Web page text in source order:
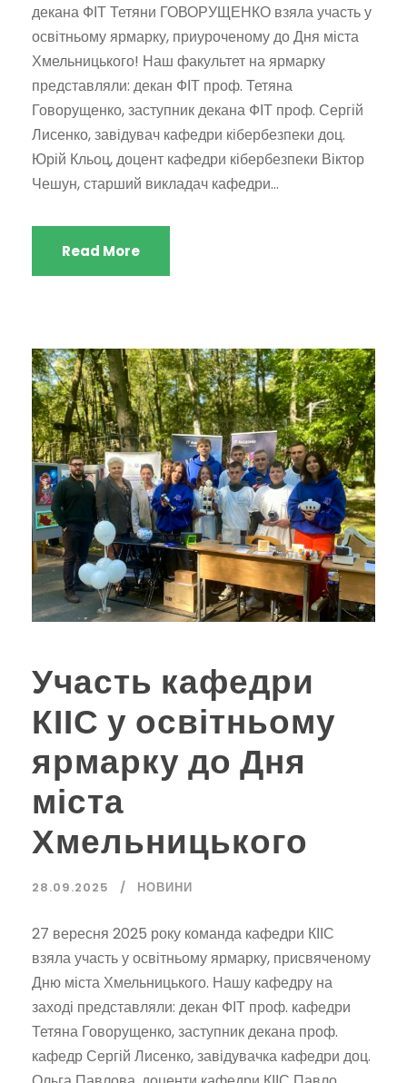
декана ФІТ Тетяни ГОВОРУЩЕНКО взяла участь у
освітньому ярмарку, приуроченому до Дня міста
Хмельницького! Наш факультет на ярмарку
представляли: декан ФІТ проф. Тетяна
Говорущенко, заступник декана ФІТ проф. Сергій
Лисенко, завідувач кафедри кібербезпеки доц.
Юрій Кльоц, доцент кафедри кібербезпеки Віктор
Чешун, старший викладач кафедри...
Read More
Участь кафедри
КІІС у освітньому
ярмарку до Дня
міста
Хмельницького
28.09.2025 НОВИНИ
27 вересня 2025 року команда кафедри КІІС
взяла участь у освітньому ярмарку, присвяченому
Дню міста Хмельницького. Нашу кафедру на
заході представляли: декан ФІТ проф. кафедри
Тетяна Говорущенко, заступник декана проф.
кафедр Сергій Лисенко, завідувачка кафедри доц.